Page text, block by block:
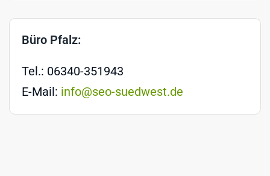
Büro Pfalz:
Tel.: 06340-351943
E-Mail: info@seo-suedwest.de